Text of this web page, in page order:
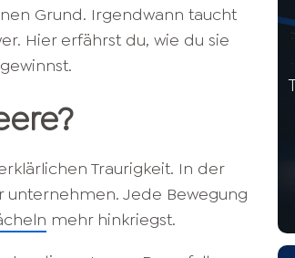
Grund. Irgendwann taucht
Hier erfährst du, wie du sie
gewinnst.
Traurigkeit. In der
Jede Bewegung
mehr hinkriegst.